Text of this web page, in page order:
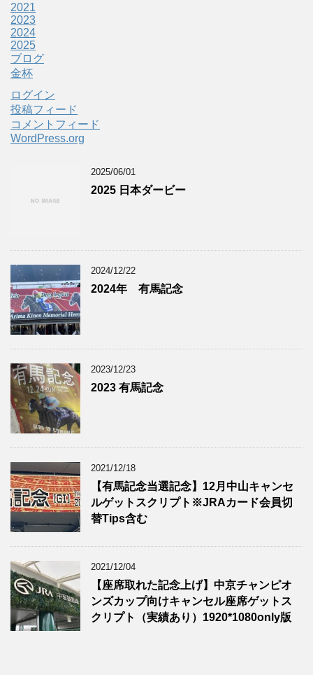
2021
2023
2024
2025
ブログ
金杯
ログイン
投稿フィード
コメントフィード
WordPress.org
2025/06/01
2025 日本ダービー
2024/12/22
2024年 有馬記念
2023/12/23
2023 有馬記念
2021/12/18
【有馬記念当選記念】12月中山キャンセ
ルゲットスクリプト※JRAカード会員切
替Tips含む
2021/12/04
【座席取れた記念上げ】中京チャンピオ
ンズカップ向けキャンセル座席ゲットス
クリプト（実績あり）1920*1080only版